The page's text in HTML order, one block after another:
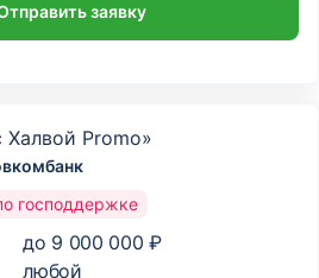
заявку
Халвой Promo»
до 9 000 000 ₽
любой
господдержке